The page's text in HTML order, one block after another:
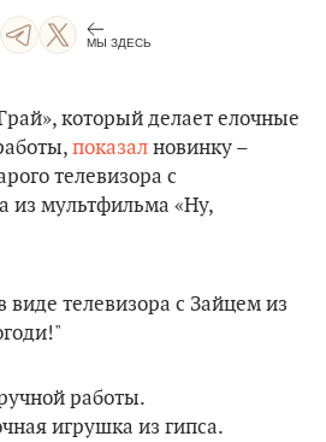
МЫ ЗДЕСЬ
который делает елочные
показал новинку –
телевизора с
из мультфильма «Ну,